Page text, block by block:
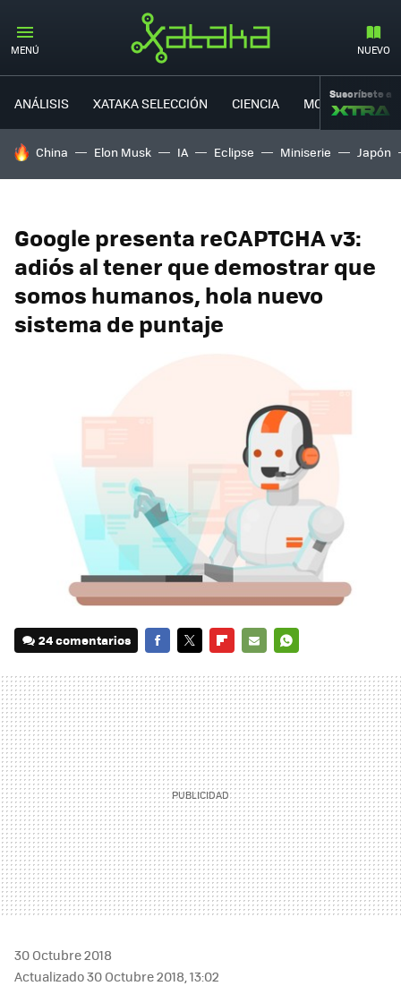
MENÚ NUEVO
ANÁLISIS XATAKA SELECCIÓN CIENCIA MOVILIDAD
Suscríbete a
HOY SE HABLA DE
China Elon Musk IA Eclipse Miniserie Japón
Google presenta reCAPTCHA v3:
adiós al tener que demostrar que
somos humanos, hola nuevo
sistema de puntaje
24 comentarios
MAIL
30 Octubre 2018
Actualizado 30 Octubre 2018, 13:02